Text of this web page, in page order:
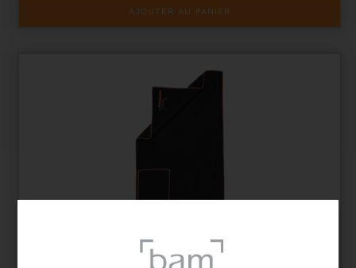
AJOUTER AU PANIER
CORDES – TAILLE M 30*40 CM